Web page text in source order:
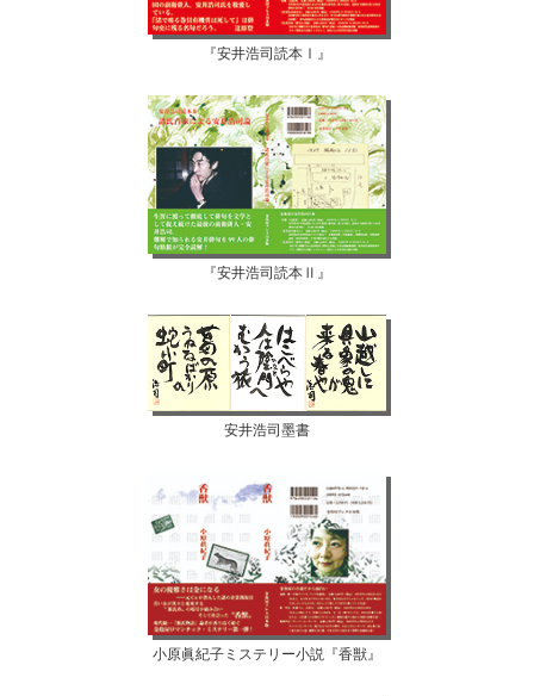
『安井浩司読本Ⅰ』
『安井浩司読本Ⅱ』
安井浩司墨書
小原眞紀子ミステリー小説『香獣』